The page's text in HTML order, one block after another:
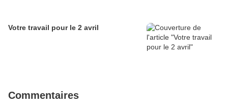
Votre travail pour le 2 avril
Commentaires